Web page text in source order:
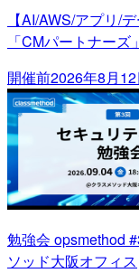
【AI/AWS/アプリ/
「CMパートナー
開催前2026年8月
勉強会 opsmethod
ソッド大阪オフィス